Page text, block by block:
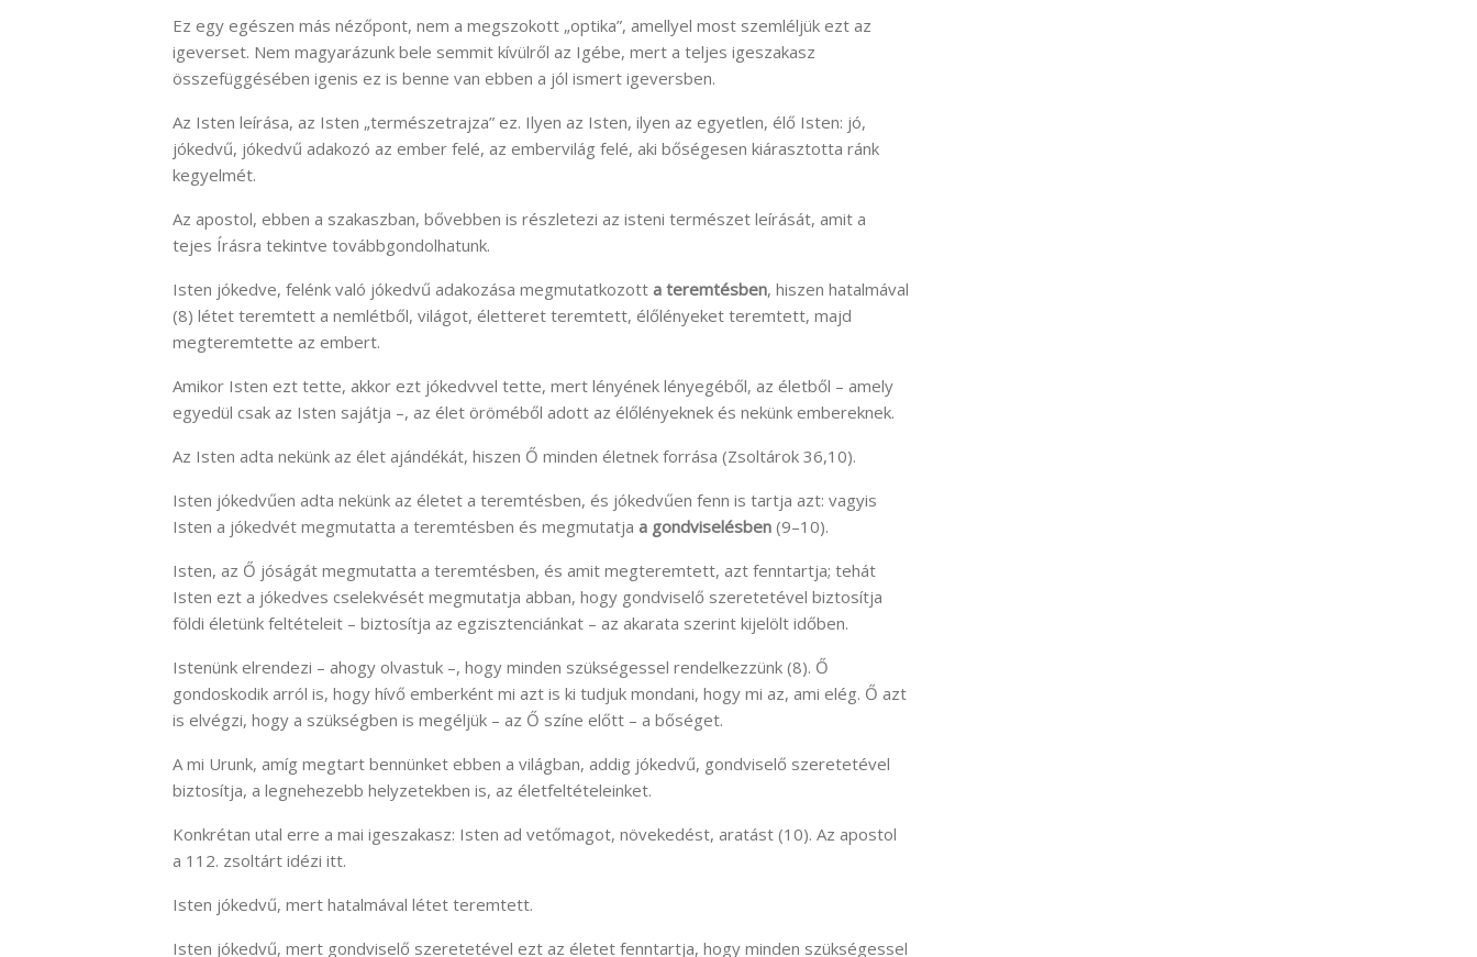
Ez egy egészen más nézőpont, nem a megszokott „optika”, amellyel most szemléljük ezt az
igeverset. Nem magyarázunk bele semmit kívülről az Igébe, mert a teljes igeszakasz
összefüggésében igenis ez is benne van ebben a jól ismert igeversben.
Az Isten leírása, az Isten „természetrajza” ez. Ilyen az Isten, ilyen az egyetlen, élő Isten: jó,
jókedvű, jókedvű adakozó az ember felé, az embervilág felé, aki bőségesen kiárasztotta ránk
kegyelmét.
Az apostol, ebben a szakaszban, bővebben is részletezi az isteni természet leírását, amit a
tejes Írásra tekintve továbbgondolhatunk.
Isten jókedve, felénk való jókedvű adakozása megmutatkozott a teremtésben, hiszen hatalmával
(8) létet teremtett a nemlétből, világot, életteret teremtett, élőlényeket teremtett, majd
megteremtette az embert.
Amikor Isten ezt tette, akkor ezt jókedvvel tette, mert lényének lényegéből, az életből – amely
egyedül csak az Isten sajátja –, az élet öröméből adott az élőlényeknek és nekünk embereknek.
Az Isten adta nekünk az élet ajándékát, hiszen Ő minden életnek forrása (Zsoltárok 36,10).
Isten jókedvűen adta nekünk az életet a teremtésben, és jókedvűen fenn is tartja azt: vagyis
Isten a jókedvét megmutatta a teremtésben és megmutatja a gondviselésben (9–10).
Isten, az Ő jóságát megmutatta a teremtésben, és amit megteremtett, azt fenntartja; tehát
Isten ezt a jókedves cselekvését megmutatja abban, hogy gondviselő szeretetével biztosítja
földi életünk feltételeit – biztosítja az egzisztenciánkat – az akarata szerint kijelölt időben.
Istenünk elrendezi – ahogy olvastuk –, hogy minden szükségessel rendelkezzünk (8). Ő
gondoskodik arról is, hogy hívő emberként mi azt is ki tudjuk mondani, hogy mi az, ami elég. Ő azt
is elvégzi, hogy a szükségben is megéljük – az Ő színe előtt – a bőséget.
A mi Urunk, amíg megtart bennünket ebben a világban, addig jókedvű, gondviselő szeretetével
biztosítja, a legnehezebb helyzetekben is, az életfeltételeinket.
Konkrétan utal erre a mai igeszakasz: Isten ad vetőmagot, növekedést, aratást (10). Az apostol
a 112. zsoltárt idézi itt.
Isten jókedvű, mert hatalmával létet teremtett.
Isten jókedvű, mert gondviselő szeretetével ezt az életet fenntartja, hogy minden szükségessel